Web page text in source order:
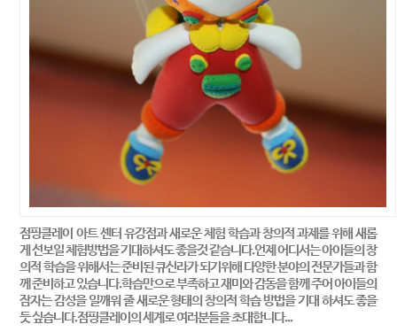
점핑클레이 아트 센터 유강점과 새로운 체험 학습과 창의적 과제를 위해 새롭
게 선보일 체험방법을 기대하셔도 좋을것 같습니다.언제 어디서는 아이들의 창
의적 학습을 위해서는 준비된 큐신라가 되기위해 다양한 분야의 전문가들과 함
께 준비하고 있습니다.학습만으로 부족하고 재미와 감동을 함께 주어 아이들의
잠자는 감성을 일깨워 줄 새로운 형태의 창의적 학습 방법을 기대 하셔도 좋을
듯 싶습니다.점핑클레이의 세계로 여러분들을 초대합니다...